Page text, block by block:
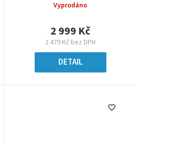
Vyprodáno
2 479 Kč bez DPH
2 999 Kč
DETAIL